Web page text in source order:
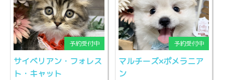
サイベリアン・フォレス
ト・キャット
マルチーズ×ポメラニア
ン